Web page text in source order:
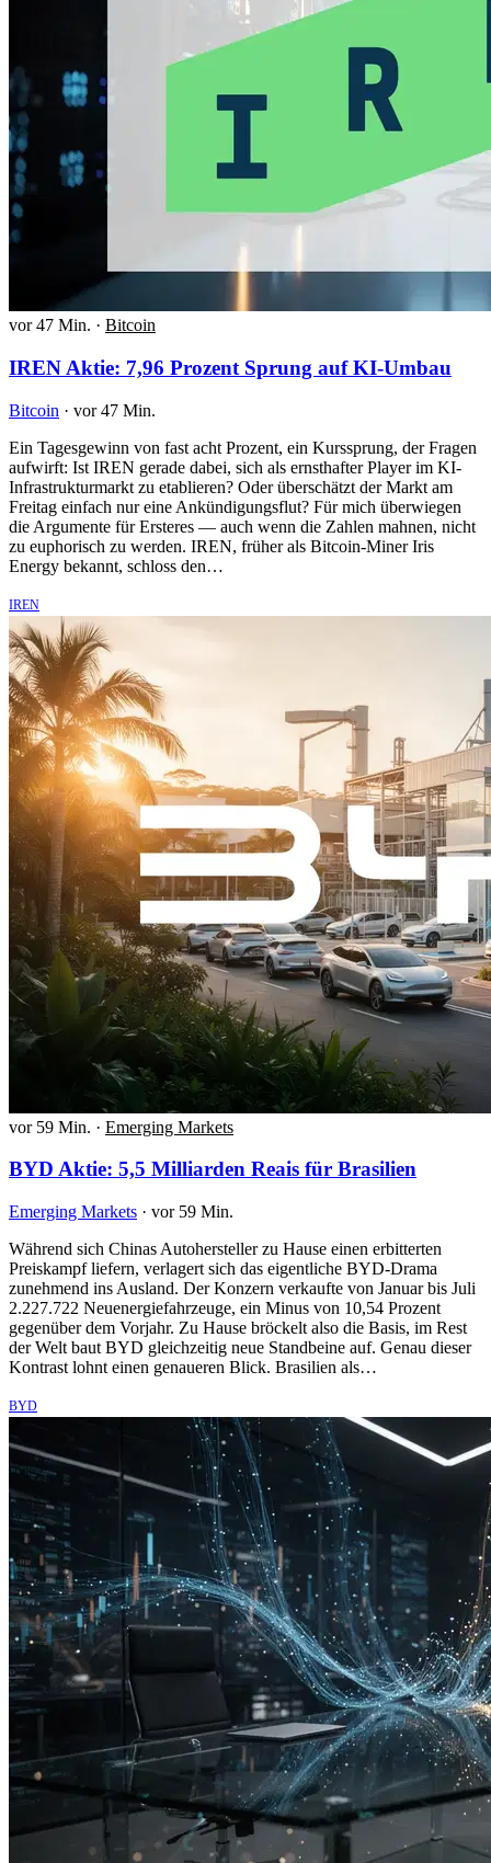
vor 47 Min. · Bitcoin
IREN Aktie: 7,96 Prozent Sprung auf KI-Umbau
Bitcoin · vor 47 Min.
Ein Tagesgewinn von fast acht Prozent, ein Kurssprung, der Fragen
aufwirft: Ist IREN gerade dabei, sich als ernsthafter Player im KI-
Infrastrukturmarkt zu etablieren? Oder überschätzt der Markt am
Freitag einfach nur eine Ankündigungsflut? Für mich überwiegen
die Argumente für Ersteres — auch wenn die Zahlen mahnen, nicht
zu euphorisch zu werden. IREN, früher als Bitcoin-Miner Iris
Energy bekannt, schloss den…
IREN
vor 59 Min. · Emerging Markets
BYD Aktie: 5,5 Milliarden Reais für Brasilien
Emerging Markets · vor 59 Min.
Während sich Chinas Autohersteller zu Hause einen erbitterten
Preiskampf liefern, verlagert sich das eigentliche BYD-Drama
zunehmend ins Ausland. Der Konzern verkaufte von Januar bis Juli
2.227.722 Neuenergiefahrzeuge, ein Minus von 10,54 Prozent
gegenüber dem Vorjahr. Zu Hause bröckelt also die Basis, im Rest
der Welt baut BYD gleichzeitig neue Standbeine auf. Genau dieser
Kontrast lohnt einen genaueren Blick. Brasilien als…
BYD